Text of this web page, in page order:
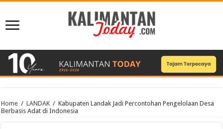
Home / LANDAK / Kabupaten Landak Jadi Percontohan Pengelolaan Desa
Berbasis Adat di Indonesia